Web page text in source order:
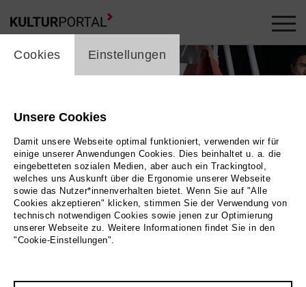
cookie_layer
Cookies Einstellungen
Unsere Cookies
Damit unsere Webseite optimal funktioniert, verwenden wir für
einige unserer Anwendungen Cookies. Dies beinhaltet u. a. die
eingebetteten sozialen Medien, aber auch ein Trackingtool,
welches uns Auskunft über die Ergonomie unserer Webseite
sowie das Nutzer*innenverhalten bietet. Wenn Sie auf "Alle
Cookies akzeptieren" klicken, stimmen Sie der Verwendung von
technisch notwendigen Cookies sowie jenen zur Optimierung
unserer Webseite zu. Weitere Informationen findet Sie in den
"Cookie-Einstellungen".